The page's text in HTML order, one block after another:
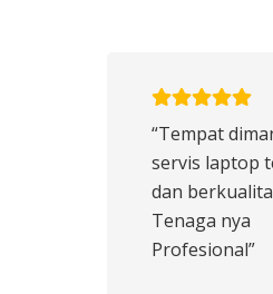
“Tempat
servis laptop
dan
Tenaga nya
Profesional”